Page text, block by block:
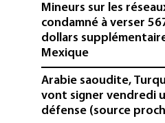
Mineurs sur les
condamné à verser
dollars
Mexique
Arabie saoudite,
vont signer vendredi
défense (source